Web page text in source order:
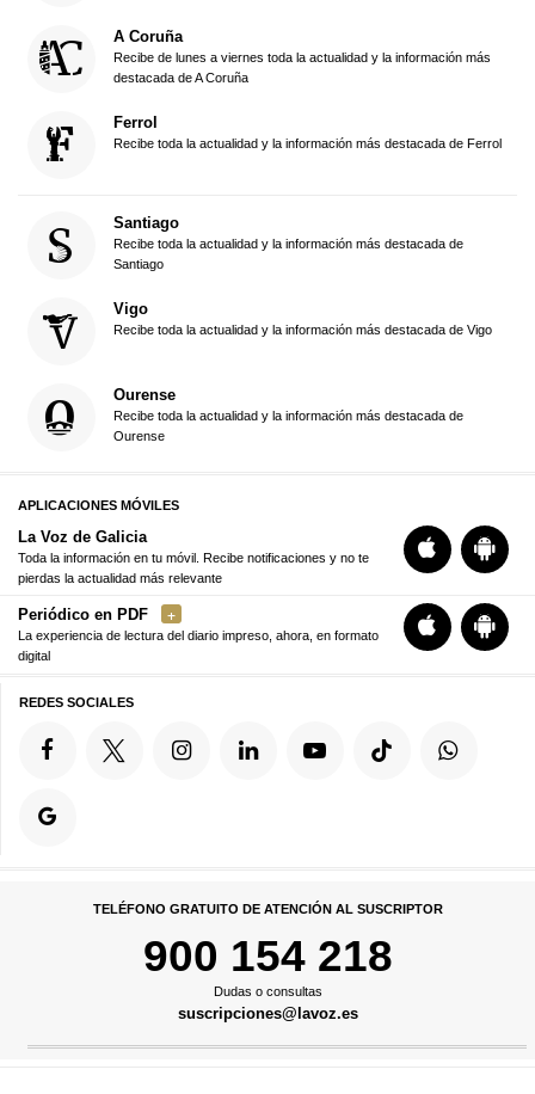
A Coruña
Recibe de lunes a viernes toda la actualidad y la información más
destacada de A Coruña
Ferrol
Recibe toda la actualidad y la información más destacada de Ferrol
Santiago
Recibe toda la actualidad y la información más destacada de
Santiago
Vigo
Recibe toda la actualidad y la información más destacada de Vigo
Ourense
Recibe toda la actualidad y la información más destacada de
Ourense
APLICACIONES MÓVILES
La Voz de Galicia
Toda la información en tu móvil. Recibe notificaciones y no te
pierdas la actualidad más relevante
Periódico en PDF
La experiencia de lectura del diario impreso, ahora, en formato
digital
REDES SOCIALES
TELÉFONO GRATUITO DE ATENCIÓN AL SUSCRIPTOR
900 154 218
Dudas o consultas
suscripciones@lavoz.es